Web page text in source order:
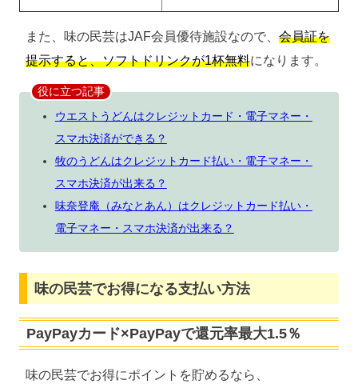
また、味の民芸はJAF会員優待施設なので、 会員証を
提示すると、ソフトドリンクが1杯無料になります。
役に立つ記事
ウエストうどんはクレジットカード・電子マネー・
スマホ決済ができる？
牧のうどんはクレジットカード払い・電子マネー・
スマホ決済が出来る？
味奈登庵（みなとあん）はクレジットカード払い・
電子マネー・スマホ決済が出来る？
味の民芸でお得になる支払い方法
PayPayカード×PayPayで還元率最大1.5％
味の民芸でお得にポイントを貯めるなら、